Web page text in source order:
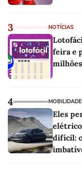
3 NOTÍCIAS
feira e
milhões
4 MOBILIDADE
Eles
elétrico
difícil: